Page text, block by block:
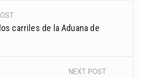
carriles de la Aduana de
NEXT POST